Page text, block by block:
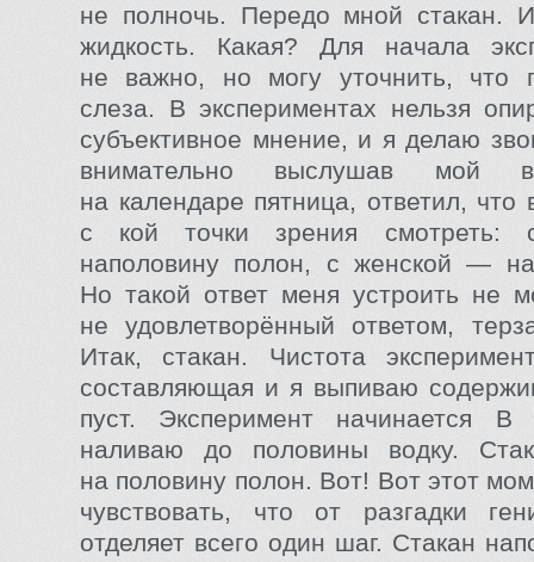
не полночь. Передо мной стакан.
жидкость. Какая? Для начала
не важно, но могу уточнить, что
слеза. В экспериментах нельзя
субъективное мнение, и я делаю
внимательно выслушав мой
на календаре пятница, ответил, что
с кой точки зрения
наполовину полон, с женской —
Но такой ответ меня устроить не
не удовлетворённый ответом,
Итак, стакан. Чистота
составляющая и я выпиваю
пуст. Эксперимент начинается В
наливаю до половины водку.
на половину полон. Вот! Вот этот
чувствовать, что от разгадки
отделяет всего один шаг. Стакан